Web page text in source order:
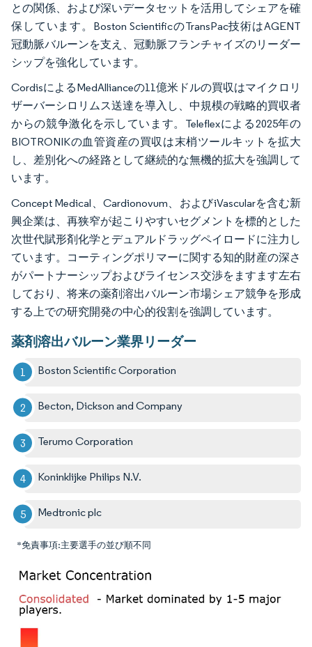
との関係、および深いデータセットを活用してシェアを確
保しています。Boston ScientificのTransPac技術はAGENT
冠動脈バルーンを支え、冠動脈フランチャイズのリーダー
シップを強化しています。
CordisによるMedAllianceの11億米ドルの買収はマイクロリ
ザーバーシロリムス送達を導入し、中規模の戦略的買収者
からの競争激化を示しています。Teleflexによる2025年の
BIOTRONIKの血管資産の買収は末梢ツールキットを拡大
し、差別化への経路として継続的な無機的拡大を強調して
います。
Concept Medical、Cardionovum、およびiVascularを含む新
興企業は、再狭窄が起こりやすいセグメントを標的とした
次世代賦形剤化学とデュアルドラッグペイロードに注力し
ています。コーティングポリマーに関する知的財産の深さ
がパートナーシップおよびライセンス交渉をますます左右
しており、将来の薬剤溶出バルーン市場シェア競争を形成
する上での研究開発の中心的役割を強調しています。
薬剤溶出バルーン業界リーダー
Boston Scientific Corporation
Becton, Dickson and Company
Terumo Corporation
Koninklijke Philips N.V.
Medtronic plc
*免責事項:主要選手の並び順不同